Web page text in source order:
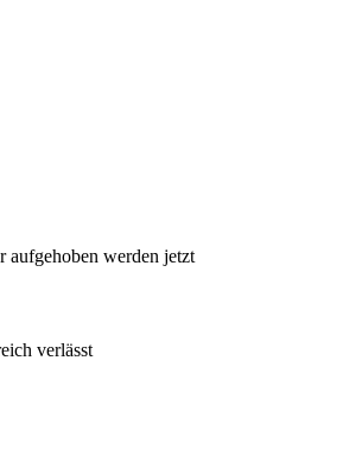
aufgehoben werden jetzt
verlässt